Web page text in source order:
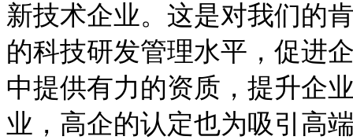
新技术企业。这是对我们的
的科技研发管理水平，促进
中提供有力的资质，提升企
业，高企的认定也为吸引高